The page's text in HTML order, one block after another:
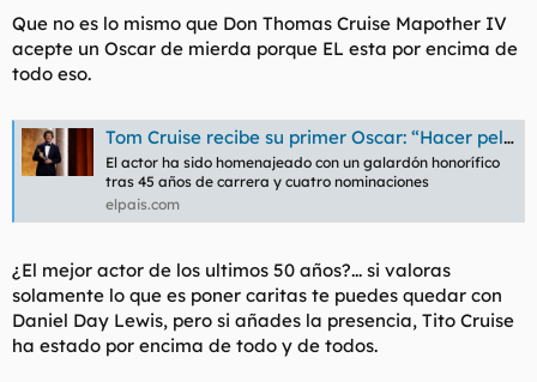
d
e
l
e
m
a
i
c
Que no es lo mismo que Don Thomas Cruise Mapother IV
acepte un Oscar de mierda porque EL esta por encima de
todo eso.
Tom Cruise recibe su primer Oscar: “Hacer películas no es lo que hago, es quien soy”
El actor ha sido homenajeado con un galardón honorífico
tras 45 años de carrera y cuatro nominaciones
elpais.com
¿El mejor actor de los ultimos 50 años?... si valoras
solamente lo que es poner caritas te puedes quedar con
Daniel Day Lewis, pero si añades la presencia, Tito Cruise
ha estado por encima de todo y de todos.